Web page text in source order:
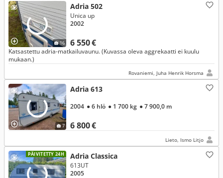
16
Adria 502
6 550 €
Unica up
2002
Katsastettu adria-matkailuvaunu. (Kuvassa oleva aggrekaatti ei kuulu
mukaan.)
Rovaniemi, Juha Henrik Horsma
7
Adria 613
6 800 €
2004 ● 6 hlö ● 1 700 kg ● 7 900,0 m
Lieto, Ismo Litjo
PÄIVITETTY 24H Adria Classica
613UT
2005